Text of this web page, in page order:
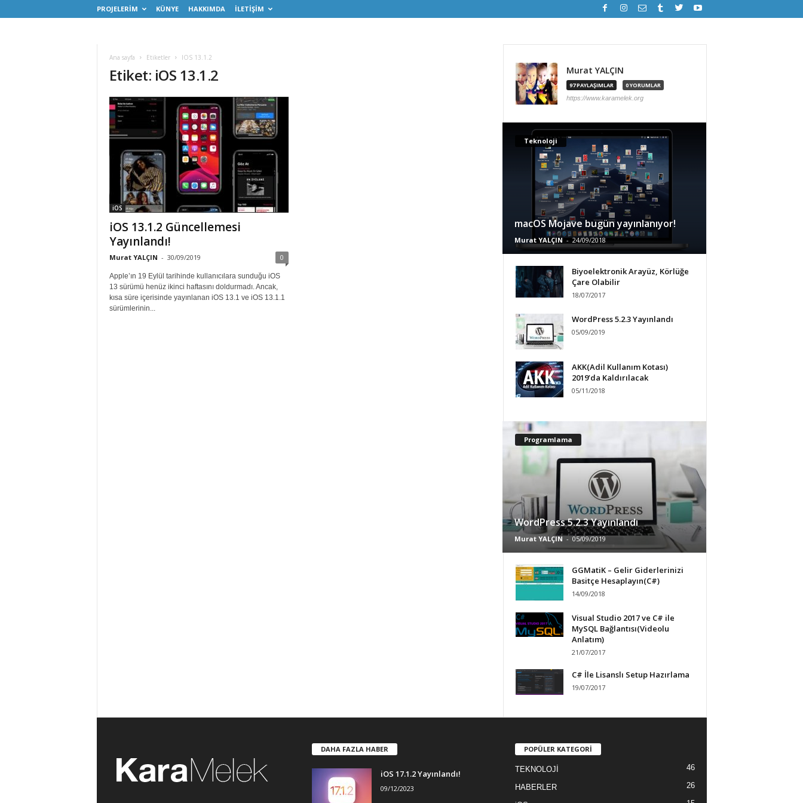
PROJELERİM KÜNYE HAKKIMDA İLETİŞİM
Ana sayfa Etiketler IOS 13.1.2
Etiket: iOS 13.1.2
iOS
iOS 13.1.2 Güncellemesi
Yayınlandı!
Murat YALÇIN - 30/09/2019 0
Apple’ın 19 Eylül tarihinde kullanıcılara sunduğu iOS
13 sürümü henüz ikinci haftasını doldurmadı. Ancak,
kısa süre içerisinde yayınlanan iOS 13.1 ve iOS 13.1.1
sürümlerinin...
Murat YALÇIN
97 PAYLAŞIMLAR 0 YORUMLAR
https://www.karamelek.org
Teknoloji
macOS Mojave bugün yayınlanıyor!
Murat YALÇIN - 24/09/2018
Biyoelektronik Arayüz, Körlüğe
Çare Olabilir
18/07/2017
WordPress 5.2.3 Yayınlandı
05/09/2019
AKK(Adil Kullanım Kotası)
2019’da Kaldırılacak
05/11/2018
Programlama
WordPress 5.2.3 Yayınlandı
Murat YALÇIN - 05/09/2019
GGMatiK – Gelir Giderlerinizi
Basitçe Hesaplayın(C#)
14/09/2018
Visual Studio 2017 ve C# ile
MySQL Bağlantısı(Videolu
Anlatım)
21/07/2017
C# İle Lisanslı Setup Hazırlama
19/07/2017
DAHA FAZLA HABER
iOS 17.1.2 Yayınlandı!
09/12/2023
POPÜLER KATEGORİ
TEKNOLOJİ 46
HABERLER 26